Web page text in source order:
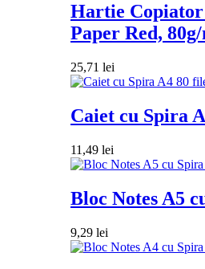
Hartie
Paper Red,
25,71 lei
Caiet cu Spira
11,49 lei
Bloc Notes A5
9,29 lei